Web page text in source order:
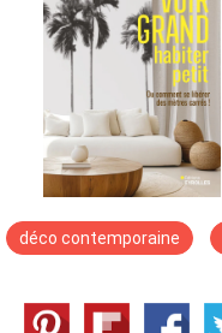
déco contemporaine